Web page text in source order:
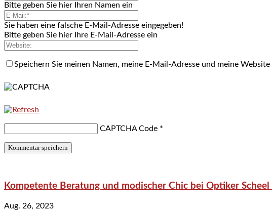
Bitte geben Sie hier Ihren Namen ein
Sie haben eine falsche E-Mail-Adresse eingegeben!
Bitte geben Sie hier Ihre E-Mail-Adresse ein
Speichern Sie meinen Namen, meine E-Mail-Adresse und meine
CAPTCHA Code *
Kompetente Beratung und modischer Chic bei Optiker
Aug. 26, 2023